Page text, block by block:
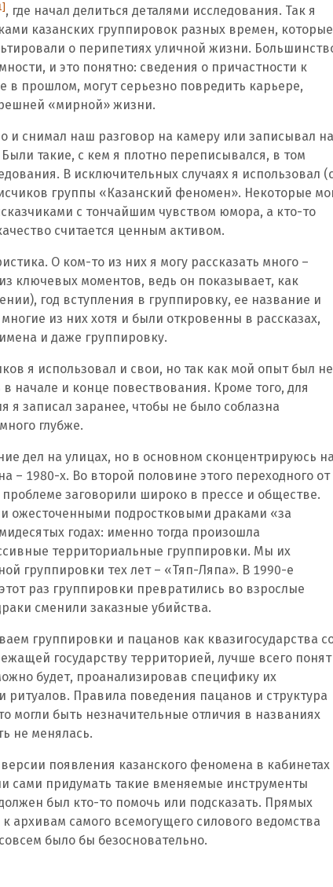
, где начал делиться деталями исследования. Так я
казанских группировок разных времен, которые
о перипетиях уличной жизни.
и это понятно: сведения о причастности к
в прошлом, могут серьезно повредить карьере,
«мирной» жизни.
и снимал наш разговор на камеру или записывал на
такие, с кем я плотно переписывался, в том
В исключительных случаях я использовал
группы «Казанский феномен». Некоторые
с тончайшим чувством юмора, а кто-то
считается ценным активом.
О ком-то из них я могу рассказать много –
ключевых моментов, ведь он показывает, как
год вступления в группировку, ее название и
из них хотя и были откровенны в рассказах,
и даже группировку.
я использовал и свои, но так как мой опыт был не
начале и конце повествования. Кроме того, для
я записал заранее, чтобы не было соблазна
глубже.
дел на улицах, но в основном сконцентрируюсь
– 1980-х. Во второй половине этого переходного от
заговорили широко в прессе и обществе.
ожесточенными подростковыми драками «за
годах: именно тогда произошла
территориальные группировки. Мы их
группировки тех лет – «Тяп-Ляпа». В 1990-е
раз группировки превратились во взрослые
сменили заказные убийства.
группировки и пацанов как квазигосударства
государству территорией, лучше всего
будет, проанализировав специфику их
ритуалов. Правила поведения пацанов и структура
могли быть незначительные отличия в названиях
не менялась.
появления казанского феномена в кабинетах
сами придумать такие вменяемые инструменты
был кто-то помочь или подсказать. Прямых
архивам самого всемогущего силового ведомства
было бы безосновательно.